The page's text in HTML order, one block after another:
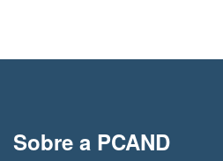
Sobre a PCAND